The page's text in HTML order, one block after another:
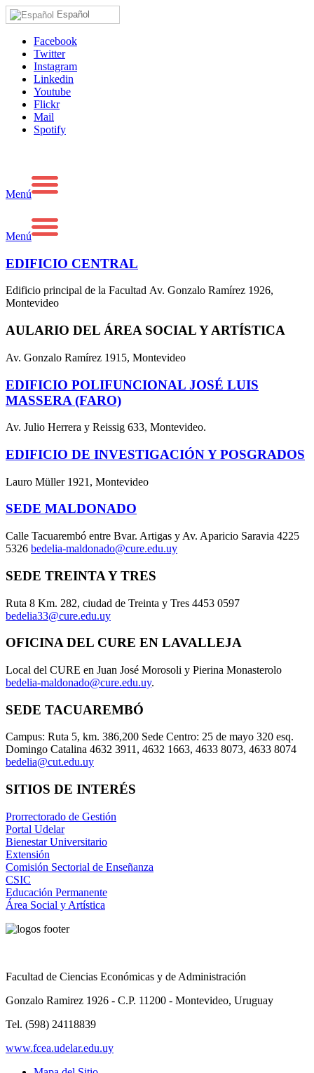
Español
Facebook
Twitter
Instagram
Linkedin
Youtube
Flickr
Mail
Spotify
Menú
Menú
EDIFICIO CENTRAL
Edificio principal de la Facultad Av. Gonzalo Ramírez 1926,
Montevideo
AULARIO DEL ÁREA SOCIAL Y ARTÍSTICA
Av. Gonzalo Ramírez 1915, Montevideo
EDIFICIO POLIFUNCIONAL JOSÉ LUIS
MASSERA (FARO)
Av. Julio Herrera y Reissig 633, Montevideo.
EDIFICIO DE INVESTIGACIÓN Y POSGRADOS
Lauro Müller 1921, Montevideo
SEDE MALDONADO
Calle Tacuarembó entre Bvar. Artigas y Av. Aparicio Saravia 4225
5326 bedelia-maldonado@cure.edu.uy
SEDE TREINTA Y TRES
Ruta 8 Km. 282, ciudad de Treinta y Tres 4453 0597
bedelia33@cure.edu.uy
OFICINA DEL CURE EN LAVALLEJA
Local del CURE en Juan José Morosoli y Pierina Monasterolo
bedelia-maldonado@cure.edu.uy.
SEDE TACUAREMBÓ
Campus: Ruta 5, km. 386,200 Sede Centro: 25 de mayo 320 esq.
Domingo Catalina 4632 3911, 4632 1663, 4633 8073, 4633 8074
bedelia@cut.edu.uy
SITIOS DE INTERÉS
Prorrectorado de Gestión
Portal Udelar
Bienestar Universitario
Extensión
Comisión Sectorial de Enseñanza
CSIC
Educación Permanente
Área Social y Artística
Facultad de Ciencias Económicas y de Administración
Gonzalo Ramirez 1926 - C.P. 11200 - Montevideo, Uruguay
Tel. (598) 24118839
www.fcea.udelar.edu.uy